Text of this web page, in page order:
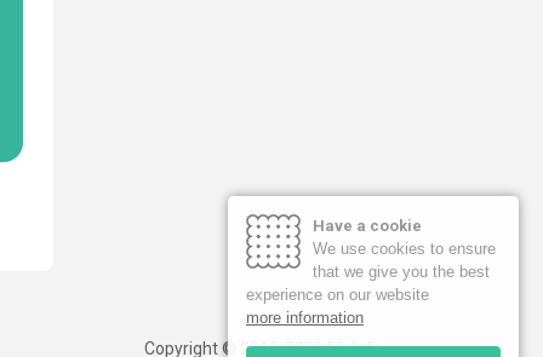
Copyright © 2019-2026 FileInfo
Have a cookie
We use cookies to ensure
that we give you the best
experience on our website
more information